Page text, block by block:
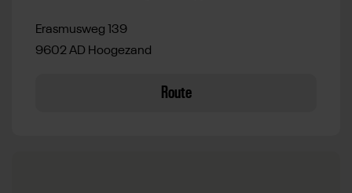
Erasmusweg 139
9602 AD Hoogezand
Route